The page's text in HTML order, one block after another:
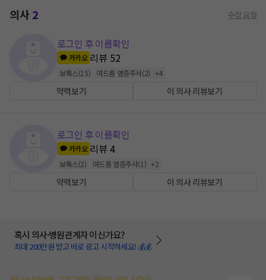
의사2 수정 요청
로그인 후 이름확인
카카오 리뷰 52
보톡스(15) 여드름 염증주사(2) +4
약력보기 이 의사 리뷰보기
로그인 후 이름확인
카카오 리뷰4
보톡스(2) 여드름 염증주사(1 ) +2
약력보기 이 의사 리뷰보기
혹시 의사·병원관계자 이신가요?
최대 200만원 받고 바로 광고 시작하세요! 💰💰